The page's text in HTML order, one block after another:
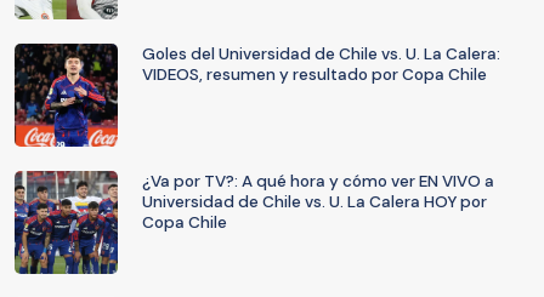
Goles del Universidad de Chile vs. U. La Calera:
VIDEOS, resumen y resultado por Copa Chile
¿Va por TV?: A qué hora y cómo ver EN VIVO a
Universidad de Chile vs. U. La Calera HOY por
Copa Chile